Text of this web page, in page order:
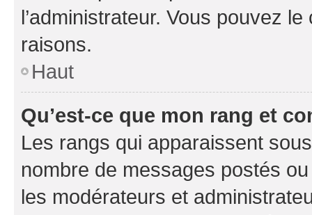
l’administrateur. Vous pouvez
raisons.
Haut
Qu’est-ce que mon rang et
Les rangs qui apparaissent
nombre de messages postés
les modérateurs et